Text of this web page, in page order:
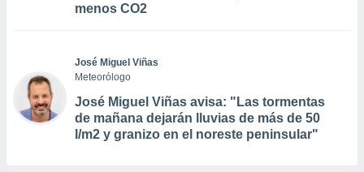
menos CO2
José Miguel Viñas
Meteorólogo
José Miguel Viñas avisa: "Las tormentas
de mañana dejarán lluvias de más de 50
l/m2 y granizo en el noreste peninsular"